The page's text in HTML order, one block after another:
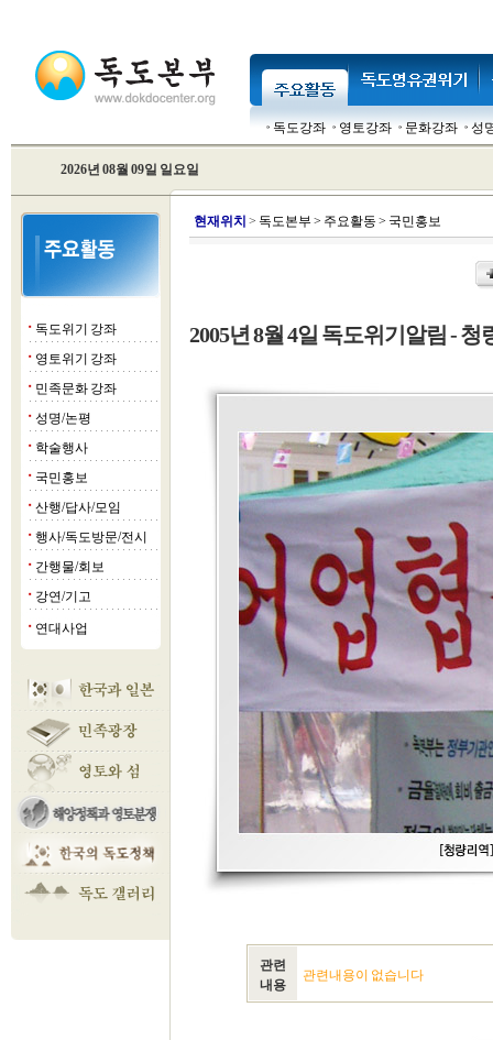
독도강좌 영토강좌 문화강좌 성
2026년 08월 09일 일요일
■ 독도위기 강좌
■ 영토위기 강좌
■ 민족문화 강좌
■ 성명/논평
■ 학술행사
■ 국민홍보
■ 산행/답사/모임
■ 행사/독도방문/전시
■ 간행물/회보
■ 강연/기고
■ 연대사업
현재위치 > 독도본부 > 주요활동 > 국민홍보
2005년 8월 4일 독도위기알림 - 청
관련
내용
관련내용이 없습니다